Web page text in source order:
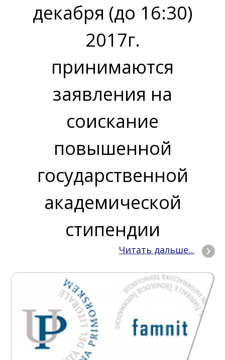
декабря (до 16:30)
2017г.
принимаются
заявления на
соискание
повышенной
государственной
академической
стипендии
Читать дальше...